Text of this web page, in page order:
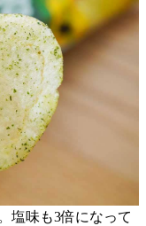
塩味も3倍になって